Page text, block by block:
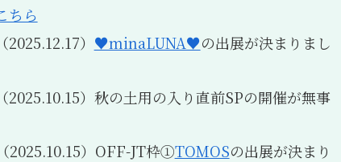
ちら
2025.12.17） ♥️minaLUNA♥️の出展が決まりまし
2025.10.15）秋の土用の入り直前SPの開催が無事
2025.10.15）OFF-JT枠①TOMOSの出展が決まり